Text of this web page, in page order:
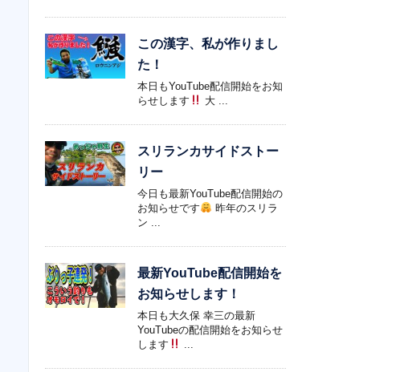
この漢字、私が作りまし
た！
本日もYouTube配信開始をお知
らせします
大 ...
スリランカサイドストー
リー
今日も最新YouTube配信開始の
お知らせです
昨年のスリラ
ン ...
最新YouTube配信開始を
お知らせします！
本日も大久保 幸三の最新
YouTubeの配信開始をお知らせ
します
...